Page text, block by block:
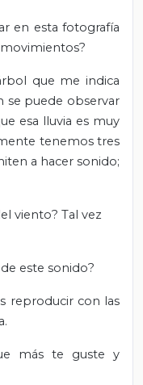
en esta fotografía
que me indica
se puede observar
esa lluvia es muy
tenemos tres
a hacer sonido;
viento? Tal vez
este sonido?
reproducir con las
más te guste y